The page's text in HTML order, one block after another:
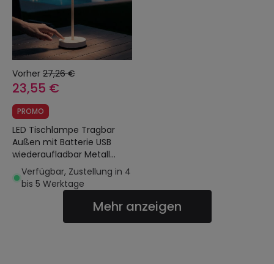
Vorher 27,26 €
23,55 €
PROMO
LED Tischlampe Tragbar
Außen mit Batterie USB
wiederaufladbar Metall
Katuma
Verfügbar, Zustellung in 4
bis 5 Werktage
Mehr anzeigen